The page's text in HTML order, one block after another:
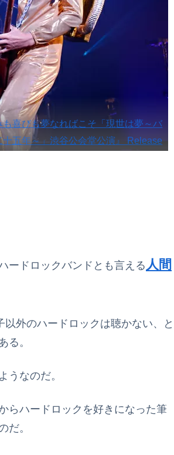
喜びも夢なればこそ「現世は夢～バ
十五年～」渋谷公会堂公演』 Release
ードロックバンドとも言える 人間
外のハードロックは聴かない、と
る。
うなのだ。
らハードロックを好きになった筆
だ。